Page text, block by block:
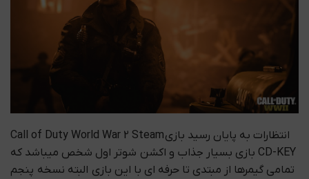
انتظارات به پایان رسید بازی Call of Duty World War 2 Steam
CD-KEY بازی بسیار جذاب و اکشن شوتر اول شخص میباشد که
تمامی گیمرها از مبتدی تا حرفه ای با این بازی البته نسخه پنجم